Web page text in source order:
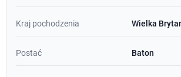
Kraj pochodzenia Wielka
Postać Baton